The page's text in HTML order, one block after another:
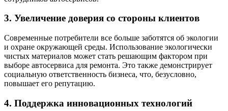
3. Увеличение доверия со стороны клиентов
Современные потребители все больше заботятся об экологии
и охране окружающей среды. Использование экологически
чистых материалов может стать решающим фактором при
выборе автосервиса для ремонта. Это также демонстрирует
социальную ответственность бизнеса, что, безусловно,
повышает его репутацию.
4. Поддержка инновационных технологий